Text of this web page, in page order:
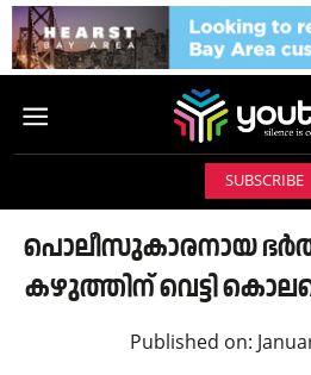
SUBSCRIBE
പൊലീസുകാരനായ
കഴുത്തിന് വെട്ടി
Published on: